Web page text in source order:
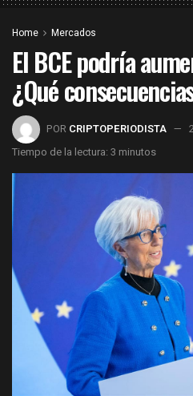
Home Mercados
El BCE podría
¿Qué
POR CRIPTOPERIODISTA
Tiempo de la lectura: 3 minutos